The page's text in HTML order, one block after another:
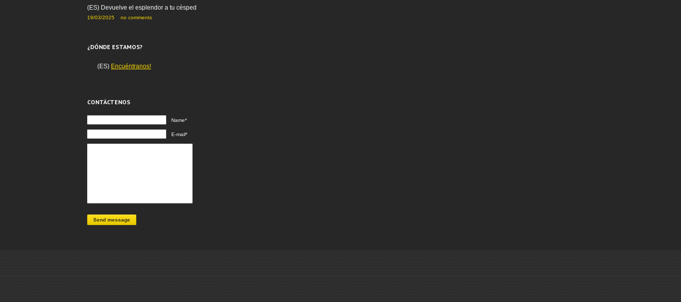
(ES) Devuelve el esplendor a tu césped
19/03/2025 no comments
¿DÓNDE ESTAMOS?
(ES) Encuéntranos!
CONTÁCTENOS
Name*
E-mail*
Send message